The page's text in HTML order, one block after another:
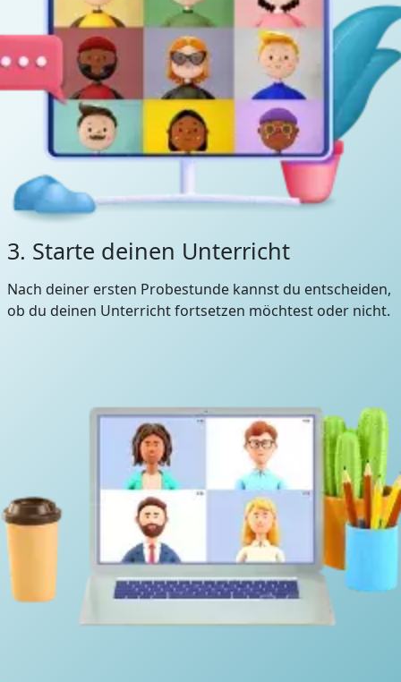
3. Starte deinen Unterricht
Nach deiner ersten Probestunde kannst du entscheiden,
ob du deinen Unterricht fortsetzen möchtest oder nicht.